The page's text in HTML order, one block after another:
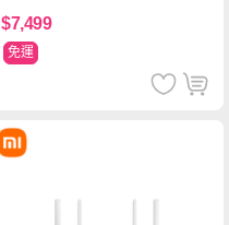
$7,499
免運